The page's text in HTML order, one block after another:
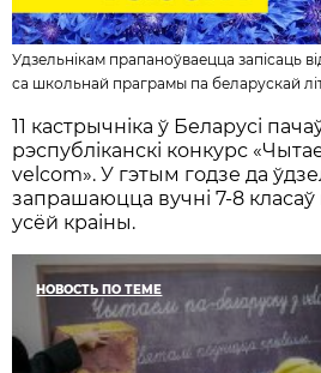
Удзельнікам прапаноўваецца запісаць
са школьнай праграмы па беларускай
11 кастрычніка ў Беларусі
рэспубліканскі конкурс
velcom». У гэтым годзе да
запрашаюцца вучні 7-8 класаў
усёй краіны.
НОВОСТЬ ПО ТЕМЕ